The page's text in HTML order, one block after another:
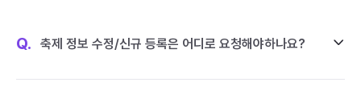
Q. 축제 정보 수정/신규 등록은 어디로 요청해야하나요?